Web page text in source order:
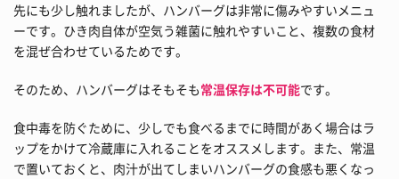
先にも少し触れましたが、ハンバーグは非常に傷みやすいメニュ
ーです。ひき肉自体が空気う雑菌に触れやすいこと、複数の食材
を混ぜ合わせているためです。
そのため、ハンバーグはそもそも常温保存は不可能です。
食中毒を防ぐために、少しでも食べるまでに時間があく場合はラ
ップをかけて冷蔵庫に入れることをオススメします。また、常温
で置いておくと、肉汁が出てしまいハンバーグの食感も悪くなっ